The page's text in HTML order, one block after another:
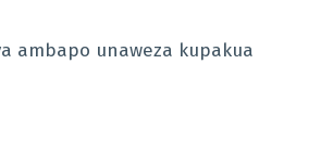
ambapo unaweza kupakua